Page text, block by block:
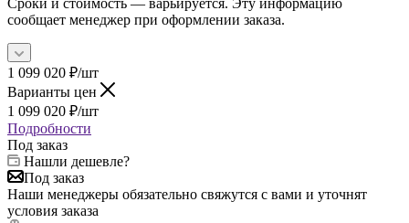
сообщает менеджер при оформлении заказа.
1 099 020 ₽/шт
Варианты цен
1 099 020 ₽/шт
Подробности
Под заказ
Нашли дешевле?
Под заказ
Наши менеджеры обязательно свяжутся с вами и уточнят
условия заказа